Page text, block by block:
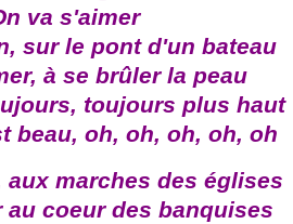
va s'aimer
sur le pont d'un bateau
à se brûler la peau
toujours plus haut
beau, oh, oh, oh, oh, oh
aux marches des églises
au coeur des banquises